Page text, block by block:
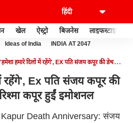
खेल ऐस्ट्रो बिजनेस लाइफस्टाइल
Ideas of India INDIA AT 2047
'हमेशा हमारे दिलों में रहेंगे', EX पति संजय कपूर की डेथ
रहेंगे', Ex पति संजय कपूर की
कपूर हुईं इमोशनल
Death Anniversary: संजय